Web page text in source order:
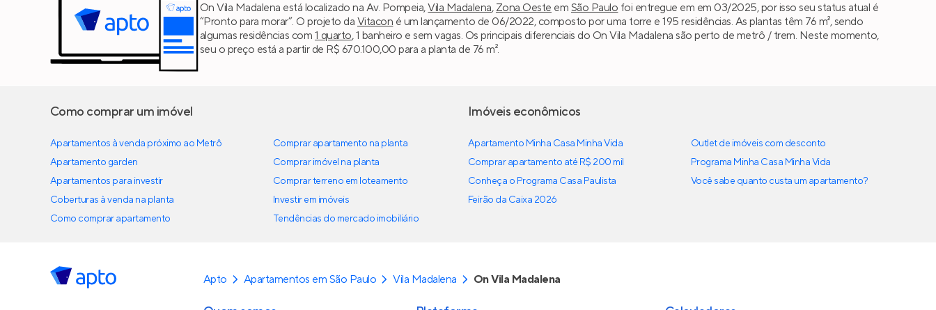
On Vila Madalena está localizado na Av. Pompeia,Vila Madalena, Zona Oeste em São Paulo foi entregue em em 03/2025, por isso seu status atual é
“Pronto para morar”. O projeto da Vitacon é um lançamento de 06/2022, composto por uma torre e 195 residências. As plantas têm 76 m², sendo
algumas residências com 1 quarto, 1 banheiro e sem vagas. Os principais diferenciais do On Vila Madalena são perto de metrô / trem. Neste momento,
seu o preço está a partir de R$ 670.100,00 para a planta de 76 m².
Como comprar um imóvel
Apartamentos à venda próximo ao Metrô
Apartamento garden
Apartamentos para investir
Coberturas à venda na planta
Como comprar apartamento
Comprar apartamento na planta
Comprar imóvel na planta
Comprar terreno em loteamento
Investir em imóveis
Tendências do mercado imobiliário
Imóveis econômicos
Apartamento Minha Casa Minha Vida
Comprar apartamento até R$ 200 mil
Conheça o Programa Casa Paulista
Feirão da Caixa 2026
Outlet de imóveis com desconto
Programa Minha Casa Minha Vida
Você sabe quanto custa um apartamento?
Apto Apartamentos em São Paulo Vila Madalena On Vila Madalena